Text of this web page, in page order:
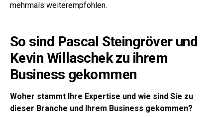
mehrmals weiterempfohlen.
So sind Pascal Steingröver und
Kevin Willaschek zu ihrem
Business gekommen
Woher stammt Ihre Expertise und wie sind Sie zu
dieser Branche und Ihrem Business gekommen?